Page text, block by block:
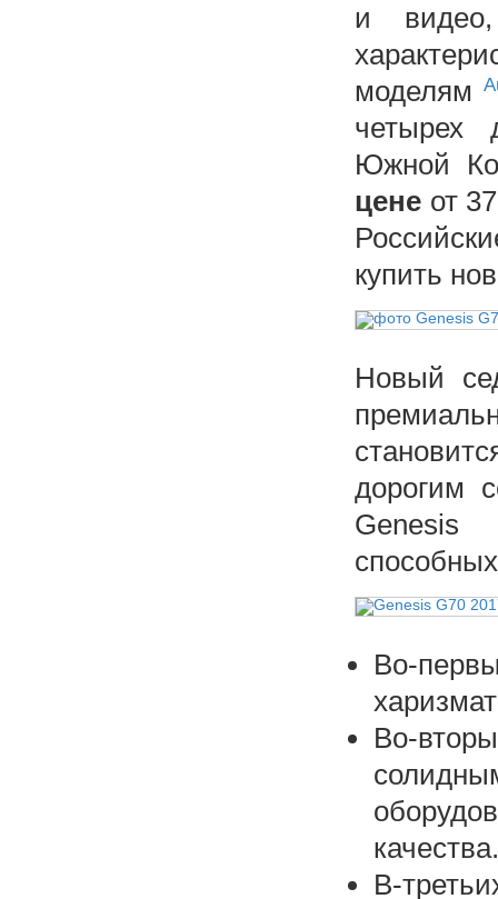
и видео,
моделям
четырех
Южной
ценеот
купить
Новый
дорогим
Genesis
Во-
Во-
качества.
В-